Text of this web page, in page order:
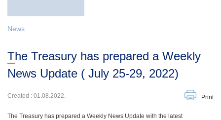
News
The Treasury has prepared a Weekly
News Update ( July 25-29, 2022)
Created : 01.08.2022. Print
The Treasury has prepared a Weekly News Update with the latest